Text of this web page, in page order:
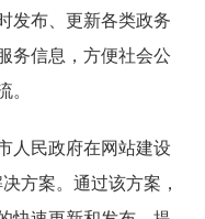
发布、更新各类政务
务信息，方便社会公
。
人民政府在网站建设
方案。通过该方案，